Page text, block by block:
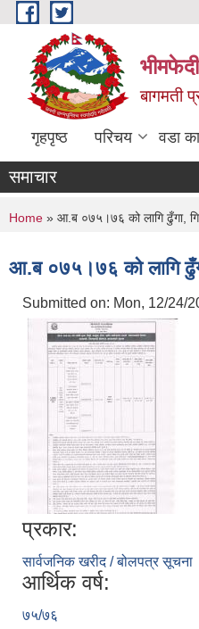
Skip to main content
बागमती
गृहपृष्ठ परिचय वडा
समाचार
You are here
Home » आ.ब ०७५।७६ को लागि ढुँगा,
आ.ब ०७५।७६ को लागि
Submitted on: Mon, 12/24/
प्रकार:
सार्वजनिक खरीद / बोलपत्र सूचना
आर्थिक वर्ष:
७५/७६